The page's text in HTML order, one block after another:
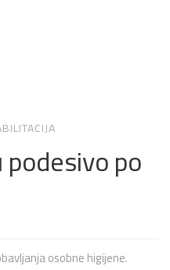
po
osobne higijene.